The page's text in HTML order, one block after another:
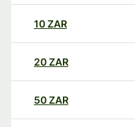
10ZAR
20ZAR
50ZAR